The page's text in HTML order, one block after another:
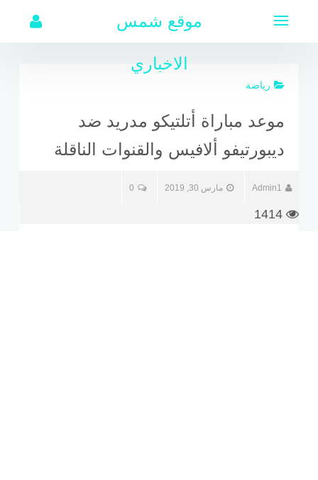
موقع شمس
الاخباري
رياضة
موعد مباراة أتلتيكو مدريد ضد
ديبورتيفو ألافيس والقنوات الناقلة
Admin1 مارس 30, 2019 0
1414